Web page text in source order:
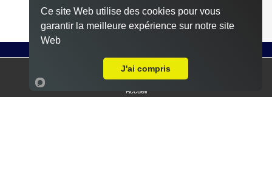
Steak, galette de pommes de terre, fromage à
Accueil
Ce site Web utilise des cookies pour vous
garantir la meilleure expérience sur notre site
Web
J'ai compris